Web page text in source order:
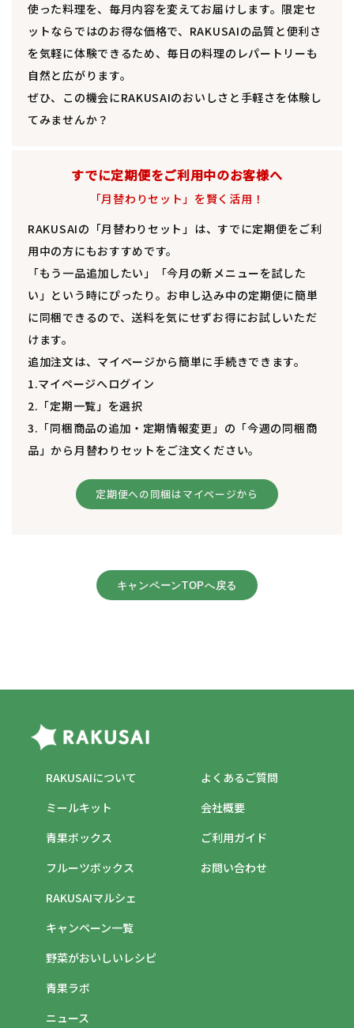
使った料理を、毎月内容を変えてお届けします。限定セ
ットならではのお得な価格で、RAKUSAIの品質と便利さ
を気軽に体験できるため、毎日の料理のレパートリーも
自然と広がります。
ぜひ、この機会にRAKUSAIのおいしさと手軽さを体験し
てみませんか？
すでに定期便をご利用中のお客様へ
「月替わりセット」を賢く活用！
RAKUSAIの「月替わりセット」は、すでに定期便をご利
用中の方にもおすすめです。
「もう一品追加したい」「今月の新メニューを試した
い」という時にぴったり。お申し込み中の定期便に簡単
に同梱できるので、送料を気にせずお得にお試しいただ
けます。
追加注文は、マイページから簡単に手続きできます。
1.マイページへログイン
2.「定期一覧」を選択
3.「同梱商品の追加・定期情報変更」の「今週の同梱商
品」から月替わりセットをご注文ください。
定期便への同梱はマイページから
キャンペーンTOPへ戻る
RAKUSAIについて
ミールキット
青果ボックス
フルーツボックス
RAKUSAIマルシェ
キャンペーン一覧
野菜がおいしいレシピ
青果ラボ
ニュース
よくあるご質問
ご利用ガイド
会社概要
お問い合わせ